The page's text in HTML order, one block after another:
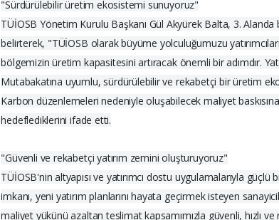
"Sürdürülebilir üretim ekosistemi sunuyoruz"
TÜİOSB Yönetim Kurulu Başkanı Gül Akyürek Balta, 3. Alanda
belirterek, "TÜİOSB olarak büyüme yolculuğumuzu
bölgemizin üretim kapasitesini artıracak önemli bir adımdır.
Mutabakatına uyumlu, sürdürülebilir ve rekabetçi bir üretim
Karbon düzenlemeleri nedeniyle oluşabilecek maliyet
hedeflediklerini ifade etti.
"Güvenli ve rekabetçi yatırım zemini oluşturuyoruz"
TÜİOSB'nin altyapısı ve yatırımcı dostu uygulamalarıyla
imkanı, yeni yatırım planlarını hayata geçirmek isteyen
maliyet yükünü azaltan teslimat kapsamımızla güvenli, hızlı